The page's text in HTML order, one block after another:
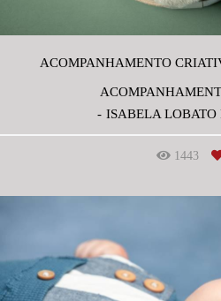
ACOMPANHAMENTO
ISABELA LOBATO
1443